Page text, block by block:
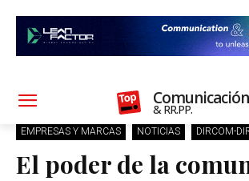
Comunicación
& RR.PP.
EMPRESAS Y MARCAS NOTICIAS DIRCOM-
El poder de la